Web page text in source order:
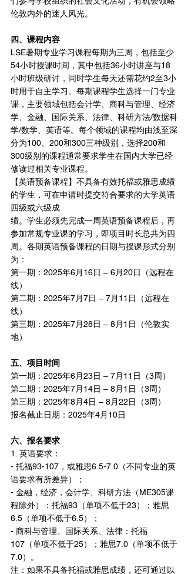
伦敦内外的迷人风光。
四、课程内容
LSE暑期专业学习课程每期为三周，包括至少
54小时授课时间，其中包括36小时讲座与18
小时班级研讨，同时学生每天还需花约2至3小
时用于自主学习。每期课程学生选择一门专业
课，主要领域包括会计学、商科与管理、经济
学、金融、国际关系、法律、科研方法/数据科
学/数学、英语等。每个领域的课程均由浅至深
分为100、200和300三种级别，选择200和
300级别的课程通常要求学生在国内大学已经
修读过相关专业课程。
【英语预备课程】不具备有效托福或雅思成绩
的学生，可在申请时提交符合要求的大学英语
四级或六级成
绩。学生必须先完成一周英语预备课程后，再
参加常规专业课的学习，即项目时长总共为四
周。各期英语预备课程的日期与授课形式分别
为：
第一期：2025年6月16日 – 6月20日（远程在
线）
第二期：2025年7月7日 – 7月11日（远程在
线）
第三期：2025年7月28日 – 8月1日（伦敦实
地）
五、项目时间
第一期：2025年6月23日 – 7月11日（3周）
第二期：2025年7月14日 – 8月1日（3周）
第三期：2025年8月4日 – 8月22日（3周）
报名截止日期：2025年4月10日
六、报名要求
1. 英语要求：
- 托福93-107，或雅思6.5-7.0（不同专业的英
语要求有所差异）；
- 金融，经济，会计学、科研方法（ME305课
程除外）：托福93（单项不低于23）；雅思
6.5（单项不低于6.5）；
- 商科与管理、国际关系、法律：托福
107（单项不低于25）；雅思7.0（单项不低于
7.0）。
注：如果不具备托福或雅思成绩，还可通过以